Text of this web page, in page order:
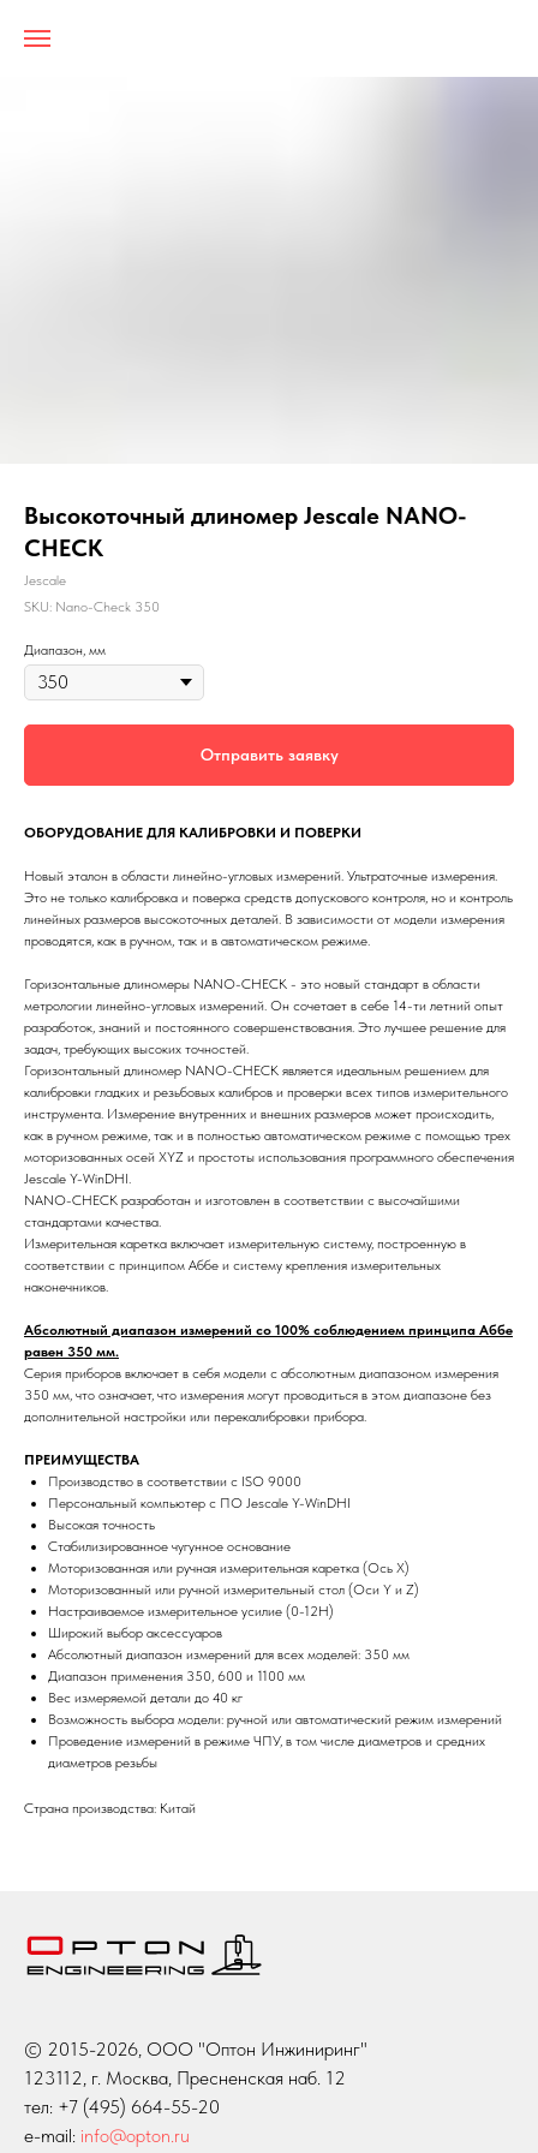
Высокоточный длиномер Jescale NANO-
CHECK
Jescale
SKU: Nano-Check 350
Диапазон, мм
Отправить заявку
ОБОРУДОВАНИЕ ДЛЯ КАЛИБРОВКИ И ПОВЕРКИ
Новый эталон в области линейно-угловых измерений. Ультраточные измерения.
Это не только калибровка и поверка средств допускового контроля, но и контроль
линейных размеров высокоточных деталей. В зависимости от модели измерения
проводятся, как в ручном, так и в автоматическом режиме.
Горизонтальные длиномеры NANO-CHECK - это новый стандарт в области
метрологии линейно-угловых измерений. Он сочетает в себе 14-ти летний опыт
разработок, знаний и постоянного совершенствования. Это лучшее решение для
задач, требующих высоких точностей.
Горизонтальный длиномер NANO-CHECK является идеальным решением для
калибровки гладких и резьбовых калибров и проверки всех типов измерительного
инструмента. Измерение внутренних и внешних размеров может происходить,
как в ручном режиме, так и в полностью автоматическом режиме с помощью трех
моторизованных осей XYZ и простоты использования программного обеспечения
Jescale Y-WinDHI.
NANO-CHECK разработан и изготовлен в соответствии с высочайшими
стандартами качества.
Измерительная каретка включает измерительную систему, построенную в
соответствии с принципом Аббе и систему крепления измерительных
наконечников.
Абсолютный диапазон измерений со 100% соблюдением принципа Аббе
равен 350 мм.
Серия приборов включает в себя модели с абсолютным диапазоном измерения
350 мм, что означает, что измерения могут проводиться в этом диапазоне без
дополнительной настройки или перекалибровки прибора.
ПРЕИМУЩЕСТВА
Производство в соответствии с ISO 9000
Персональный компьютер с ПО Jescale Y-WinDHI
Высокая точность
Стабилизированное чугунное основание
Моторизованная или ручная измерительная каретка (Ось X)
Моторизованный или ручной измерительный стол (Оси Y и Z)
Настраиваемое измерительное усилие (0-12Н)
Широкий выбор аксессуаров
Абсолютный диапазон измерений для всех моделей: 350 мм
Диапазон применения 350, 600 и 1100 мм
Вес измеряемой детали до 40 кг
Возможность выбора модели: ручной или автоматический режим измерений
Проведение измерений в режиме ЧПУ, в том числе диаметров и средних
диаметров резьбы
Страна производства: Китай
© 2015-2026, ООО "Оптон Инжиниринг"
123112, г. Москва, Пресненская наб. 12
тел: +7 (495) 664-55-20
e-mail: info@opton.ru